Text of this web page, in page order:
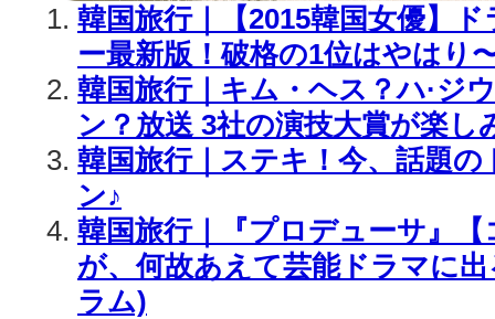
韓国旅行｜【2015韓国女優】
ー最新版！破格の1位はやはり
韓国旅行｜キム・ヘス？ハ·ジ
ン？放送 3社の演技大賞が楽し
韓国旅行｜ステキ！今、話題
ン♪
韓国旅行｜『プロデューサ』【
が、何故あえて芸能ドラマに
ラム)